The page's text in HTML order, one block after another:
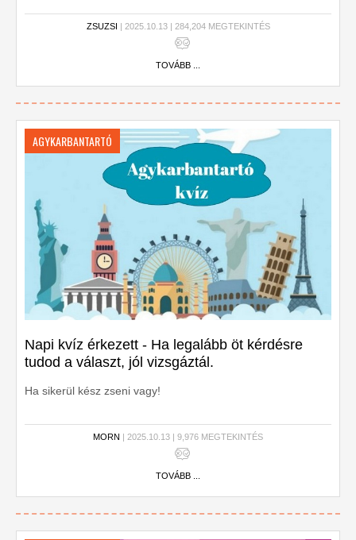
ZSUZSI | 2025.10.13 | 284,204 MEGTEKINTÉS
TOVÁBB ...
AGYKARBANTARTÓ
Napi kvíz érkezett - Ha legalább öt kérdésre
tudod a választ, jól vizsgáztál.
Ha sikerül kész zseni vagy!
MORN | 2025.10.13 | 9,976 MEGTEKINTÉS
TOVÁBB ...